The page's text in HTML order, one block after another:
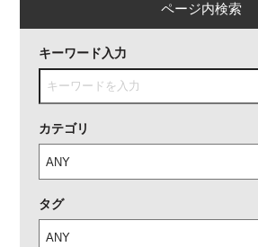
ページ内検索
キーワード入力
カテゴリ
タグ